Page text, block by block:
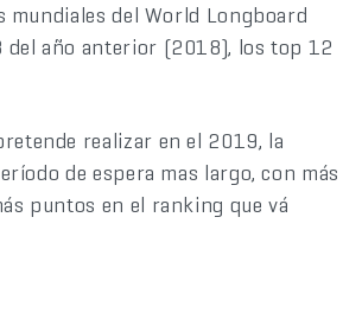
del World Longboard
del año anterior (2018), los top 12
realizar en el 2019, la
de espera mas largo, con más
puntos en el ranking que vá